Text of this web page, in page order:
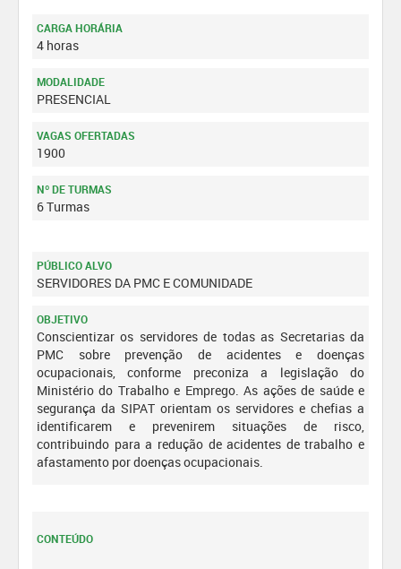
CARGA HORÁRIA
4 horas
MODALIDADE
PRESENCIAL
VAGAS OFERTADAS
1900
Nº DE TURMAS
6 Turmas
PÚBLICO ALVO
SERVIDORES DA PMC E COMUNIDADE
OBJETIVO
Conscientizar os servidores de todas as Secretarias da
PMC sobre prevenção de acidentes e doenças
ocupacionais, conforme preconiza a legislação do
Ministério do Trabalho e Emprego. As ações de saúde e
segurança da SIPAT orientam os servidores e chefias a
identificarem e prevenirem situações de risco,
contribuindo para a redução de acidentes de trabalho e
afastamento por doenças ocupacionais.
CONTEÚDO